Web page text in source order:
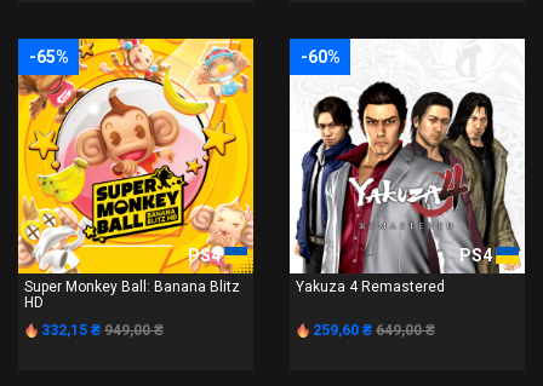
-65%
PS4
Super Monkey Ball: Banana Blitz
HD
332,15 ₴ 949,00 ₴
-60%
PS4
Yakuza 4 Remastered
259,60 ₴ 649,00 ₴